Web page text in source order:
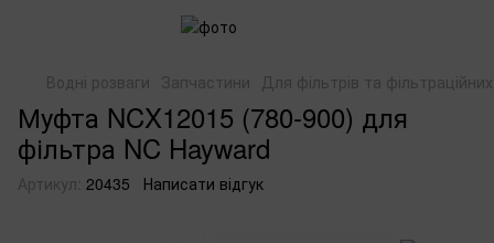
Водні розваги Запчастини Для фільтрів та
Муфта NCX12015 (780-900) для
фільтра NC Hayward
Артикул: 20435 Написати відгук